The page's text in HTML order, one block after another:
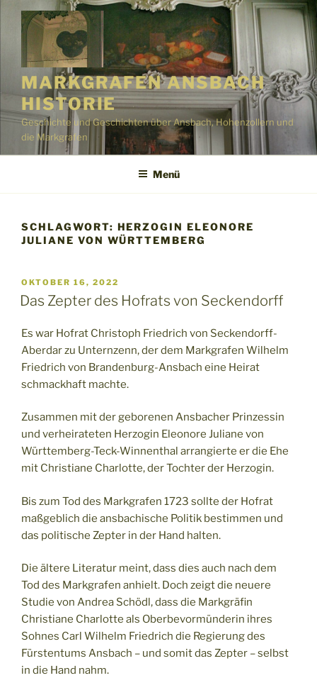
Zum
Inhalt
springen
MARKGRAFEN ANSBACH
HISTORIE
Geschichte und Geschichten über Ansbach, Hohenzollern und
die Markgrafen
Menü
SCHLAGWORT: HERZOGIN ELEONORE
JULIANE VON WÜRTTEMBERG
VERÖFFENTLICHT
AM
OKTOBER 16, 2022
Das Zepter des Hofrats von Seckendorff
Es war Hofrat Christoph Friedrich von Seckendorff-
Aberdar zu Unternzenn, der dem Markgrafen Wilhelm
Friedrich von Brandenburg-Ansbach eine Heirat
schmackhaft machte.
Zusammen mit der geborenen Ansbacher Prinzessin
und verheirateten Herzogin Eleonore Juliane von
Württemberg-Teck-Winnenthal arrangierte er die Ehe
mit Christiane Charlotte, der Tochter der Herzogin.
Bis zum Tod des Markgrafen 1723 sollte der Hofrat
maßgeblich die ansbachische Politik bestimmen und
das politische Zepter in der Hand halten.
Die ältere Literatur meint, dass dies auch nach dem
Tod des Markgrafen anhielt. Doch zeigt die neuere
Studie von Andrea Schödl, dass die Markgräfin
Christiane Charlotte als Oberbevormünderin ihres
Sohnes Carl Wilhelm Friedrich die Regierung des
Fürstentums Ansbach – und somit das Zepter – selbst
in die Hand nahm.